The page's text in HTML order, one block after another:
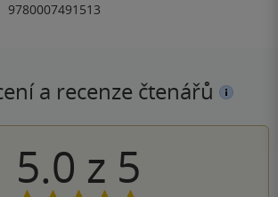
9780007491513
a recenze čtenářů
5.0 z 5